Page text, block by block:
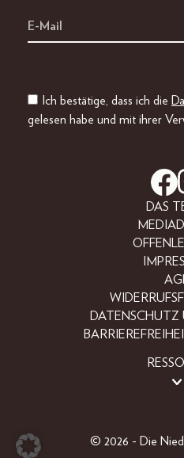
Ich bestätige, dass ich die
gelesen habe und mit ihrer
DAS
DATENSCHUTZ
© 2026 - Die